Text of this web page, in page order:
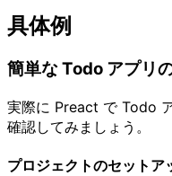
具体例
簡単な Todo アプリ
実際に Preact で Todo
確認してみましょう。
プロジェクトのセットア